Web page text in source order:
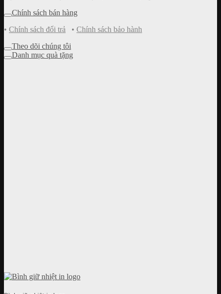
Chính sách bán hàng
• Chính sách đổi trả • Chính sách bảo hành
Theo dõi chúng tôi
Danh mục quà tặng